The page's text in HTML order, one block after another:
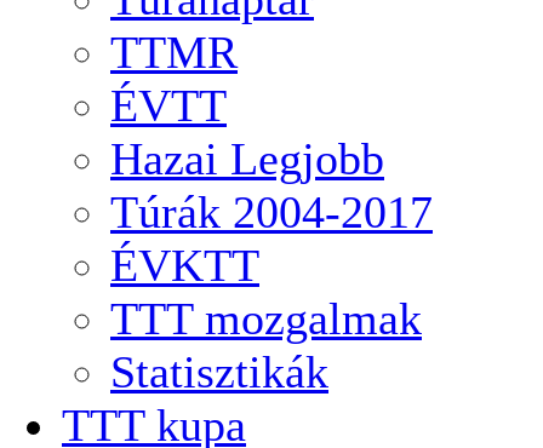
TTMR
ÉVTT
Hazai Legjobb
Túrák 2004-2017
ÉVKTT
TTT mozgalmak
Statisztikák
TTT kupa